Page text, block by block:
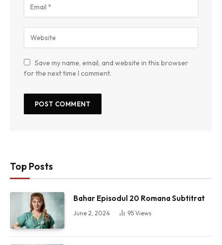
Save my name, email, and website in this browser
for the next time I comment.
Top Posts
Bahar Episodul 20 Romana Subtitrat
June 2, 2024 95 Views